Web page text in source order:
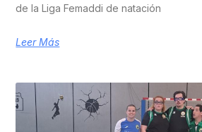
de la Liga Femaddi de natación
Leer Más